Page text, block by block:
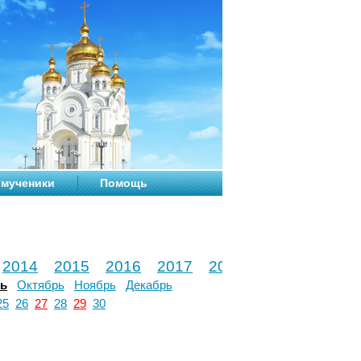
Помощь
2014 2015 2016 2017 2018
Октябрь Ноябрь
Декабрь
26 27 28 29 30